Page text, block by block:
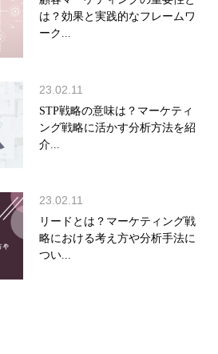
は？効果と実践的なフレームワ
ーク...
23.02.11
STP戦略の意味は？マーケティ
ング戦略に活かす分析方法を紹
介...
23.02.11
リードとは？マーケティング戦
略における考え方や分析手法に
つい...